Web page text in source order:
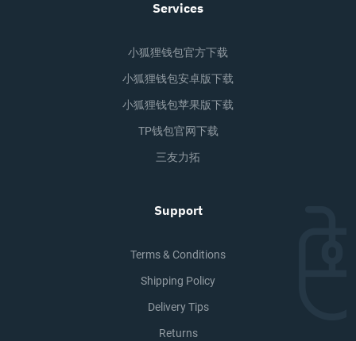
Services
小狐狸钱包官方下载
小狐狸钱包安卓版下载
小狐狸钱包苹果版下载
TP钱包官网下载
三友力拓
Support
Terms & Conditions
Shipping Policy
Delivery Tips
Returns